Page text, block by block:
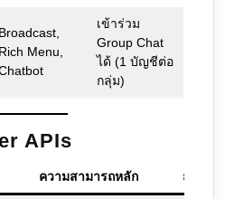
Broadcast,
Rich Menu,
เข้าร่วม
Group Chat
ได้ (1 บัญชีต่อ
กลุ่ม)
APIs
ความสามารถหลัก สถานะ